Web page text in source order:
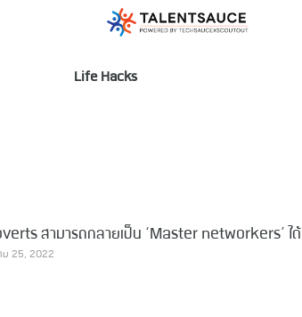
Life Hacks
สามารถกลายเป็น ‘Master networkers’ ได้
ม 25, 2022